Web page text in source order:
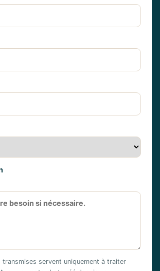
transmises servent uniquement à traiter